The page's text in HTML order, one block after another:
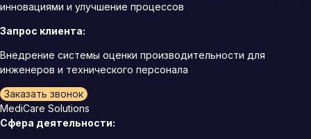
инновациями и улучшение процессов
Запрос клиента:
Внедрение системы оценки производительности для
инженеров и технического персонала
Заказать звонок
MediCare Solutions
Сфера деятельности: